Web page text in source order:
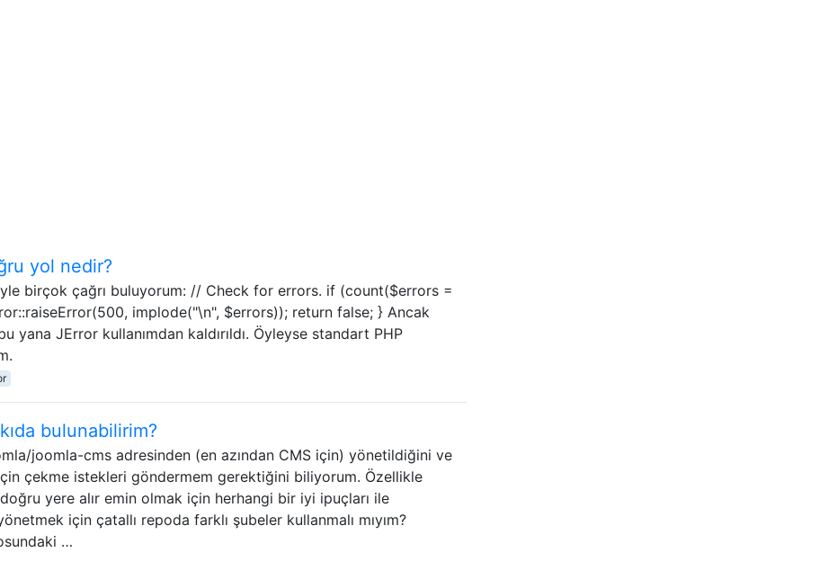
yol nedir?
birçok çağrı buluyorum: // Check for errors. if (count($errors =
implode("\n", $errors)); return false; } Ancak
yana JError kullanımdan kaldırıldı. Öyleyse standart PHP
bulunabilirim?
joomla-cms adresinden (en azından CMS için) yönetildiğini ve
çekme istekleri göndermem gerektiğini biliyorum. Özellikle
yere alır emin olmak için herhangi bir iyi ipuçları ile
için çatallı repoda farklı şubeler kullanmalı mıyım?
…